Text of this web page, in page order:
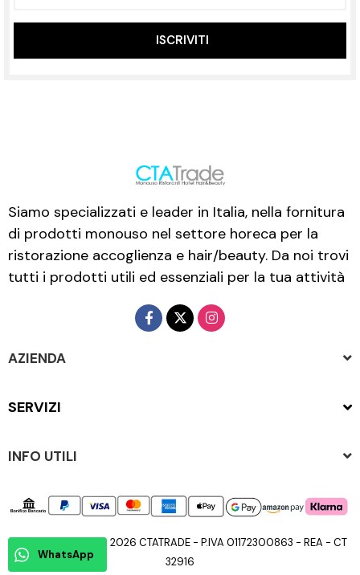
ISCRIVITI
Siamo specializzati e leader in Italia, nella fornitura
di prodotti monouso nel settore horeca per la
ristorazione accoglienza e hair/beauty. Da noi trovi
tutti i prodotti utili ed essenziali per la tua attività
AZIENDA
SERVIZI
INFO UTILI
Copyright © 2015 - 2026 CTATRADE - P.IVA 01172300863 - REA - CT
32916
WhatsApp